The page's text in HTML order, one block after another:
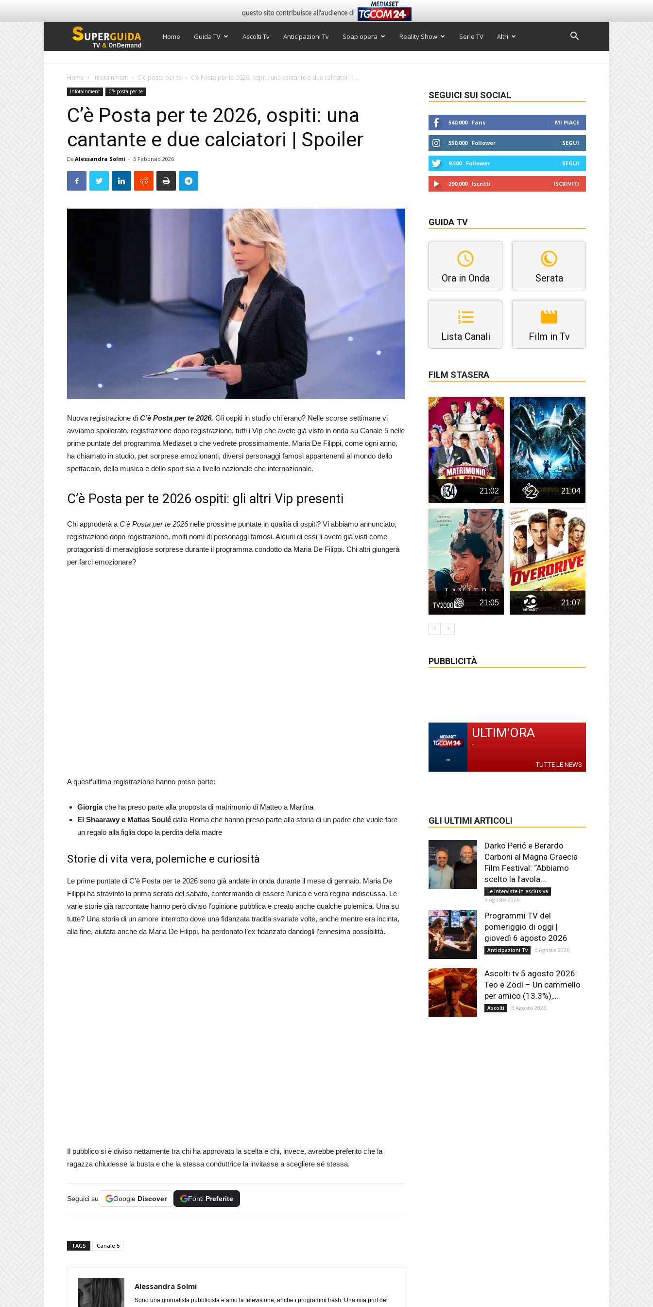
Super
Home Guida TV Ascolti Tv Anticipazioni Tv Soap opera Reality Show Serie TV Altri
Home Infotainment C'è posta per te C’è Posta per te 2026, ospiti: una cantante e due calciatori |...
Infotainment C'è posta per te
C’è Posta per te 2026, ospiti: una
cantante e due calciatori | Spoiler
Da Alessandra Solmi - 5 Febbraio 2026
Nuova registrazione di C’è Posta per te 2026. Gli ospiti in studio chi erano? Nelle scorse settimane vi
avviamo spoilerato, registrazione dopo registrazione, tutti i Vip che avete già visto in onda su Canale 5 nelle
prime puntate del programma Mediaset o che vedrete prossimamente. Maria De Filippi, come ogni anno,
ha chiamato in studio, per sorprese emozionanti, diversi personaggi famosi appartenenti al mondo dello
spettacolo, della musica e dello sport sia a livello nazionale che internazionale.
C’è Posta per te 2026 ospiti: gli altri Vip presenti
Chi approderà a C’è Posta per te 2026nelle prossime puntate in qualità di ospiti? Vi abbiamo annunciato,
registrazione dopo registrazione, molti nomi di personaggi famosi. Alcuni di essi li avete già visti come
protagonisti di meravigliose sorprese durante il programma condotto da Maria De Filippi. Chi altri giungerà
per farci emozionare?
A quest’ultima registrazione hanno preso parte:
Giorgiache ha preso parte alla proposta di matrimonio di Matteo a Martina
El Shaarawy e Matias Soulé dalla Roma che hanno preso parte alla storia di un padre che vuole fare
un regalo alla figlia dopo la perdita della madre
Storie di vita vera, polemiche e curiosità
Le prime puntate di C’è Posta per te 2026 sono già andate in onda durante il mese di gennaio. Maria De
Filippi ha stravinto la prima serata del sabato, confermando di essere l’unica e vera regina indiscussa. Le
varie storie già raccontate hanno però diviso l’opinione pubblica e creato anche qualche polemica. Una su
tutte? Una storia di un amore interrotto dove una fidanzata tradita svariate volte, anche mentre era incinta,
alla fine, aiutata anche da Maria De Filippi, ha perdonato l’ex fidanzato dandogli l’ennesima possibilità.
Il pubblico si è diviso nettamente tra chi ha approvato la scelta e chi, invece, avrebbe preferito che la
ragazza chiudesse la busta e che la stessa conduttrice la invitasse a scegliere sé stessa.
Seguici su Google Discover Fonti Preferite
TAGS Canale 5
Alessandra Solmi
Sono una giornalista pubblicista e amo la televisione, anche i programmi trash. Una mia prof del
SEGUICI SUI SOCIAL
540,000 Fans MI PIACE
550,000 Follower SEGUI
9,300 Follower SEGUI
290,000 Iscritti ISCRIVITI
GUIDA TV
Ora in Onda Serata
Lista Canali Film in Tv
FILM STASERA
21:02 21:04
21:05 21:07
PUBBLICITÀ
-
ULTIM'ORA
-
TUTTE LE NEWS
GLI ULTIMI ARTICOLI
Darko Perić e Berardo
Carboni al Magna Graecia
Film Festival: “Abbiamo
scelto la favola...
Le interviste in esclusiva
6 Agosto 2026
Programmi TV del
pomeriggio di oggi |
giovedì 6 agosto 2026
Anticipazioni Tv 6 Agosto 2026
Ascolti tv 5 agosto 2026:
Teo e Zodì – Un cammello
per amico (13.3%),...
Ascolti 6 Agosto 2026